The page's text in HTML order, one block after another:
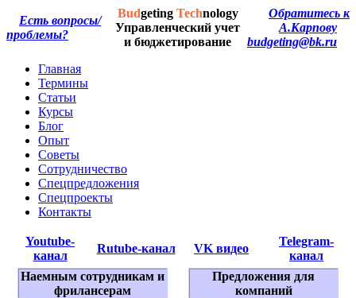
Есть вопросы/
проблемы?
Budgeting Technology
Управленческий учет
и бюджетирование
Обратитесь к
А.Карпову
budgeting@bk.ru
Главная
Термины
Статьи
Курсы
Блог
Опыт
Советы
Сотрудничество
Спецпредложения
Спецпроекты
Контакты
Youtube-
канал
Rutube-канал VK видео
Telegram-
канал
Наемным сотрудникам и
фрилансерам
Предложения для
компаний